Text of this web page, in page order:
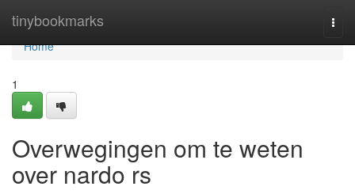
tinybookmarks
Home
Home
1
Overwegingen om te weten
over nardo rs